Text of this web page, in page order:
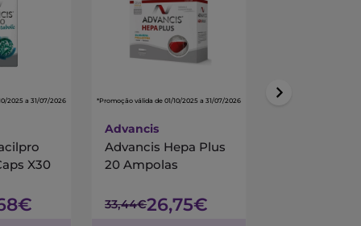
2025 a 31/07/2026
X30
*Promoção válida de 01/10/2025 a 31/07/2026
Advancis
Advancis Hepa Plus
20 Ampolas
33,44€26,75€
*Promoção válida de 01/